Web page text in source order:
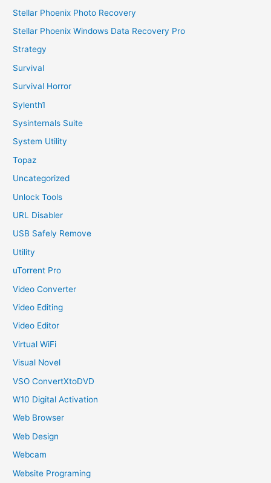
Stellar Phoenix Photo Recovery
Stellar Phoenix Windows Data Recovery Pro
Strategy
Survival
Survival Horror
Sylenth1
Sysinternals Suite
System Utility
Topaz
Uncategorized
Unlock Tools
URL Disabler
USB Safely Remove
Utility
uTorrent Pro
Video Converter
Video Editing
Video Editor
Virtual WiFi
Visual Novel
VSO ConvertXtoDVD
W10 Digital Activation
Web Browser
Web Design
Webcam
Website Programing